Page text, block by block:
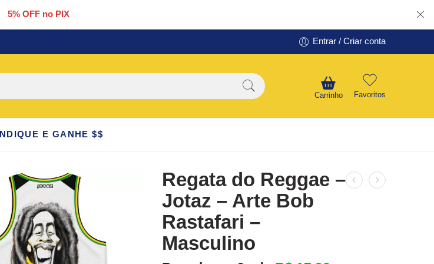
5% OFF no PIX
Entrar / Criar conta
Carrinho Favoritos
INDIQUE E GANHE $$
Regata do Reggae –
Jotaz – Arte Bob
Rastafari –
Masculino